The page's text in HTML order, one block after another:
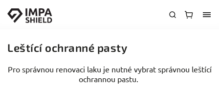
Leštící ochranné pasty
Pro správnou renovaci laku je nutné vybrat správnou leštící
ochrannou pastu.